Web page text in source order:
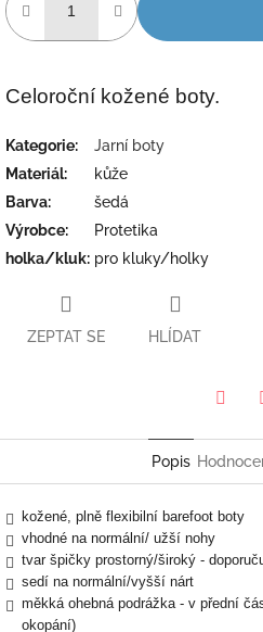
Celoroční kožené boty.
Kategorie:
Jarní boty
Materiál:
kůže
Barva:
šedá
Výrobce:
Protetika
holka/kluk: pro kluky/holky
ZEPTAT SE HLÍDAT
Popis
kožené, plně flexibilní barefoot boty
vhodné na normální/ užší nohy
tvar špičky prostorný/široký -
sedí na normální/vyšší nárt
měkká ohebná podrážka - v přední
okopání)